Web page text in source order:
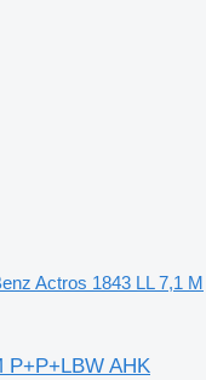
Actros 1843 LL 7,1 M
P+P+LBW AHK